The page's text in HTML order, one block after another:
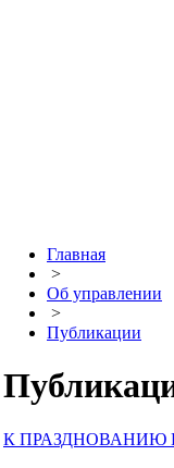
Главная
>
Об управлении
>
Публикации
К ПРАЗДНОВАНИЮ